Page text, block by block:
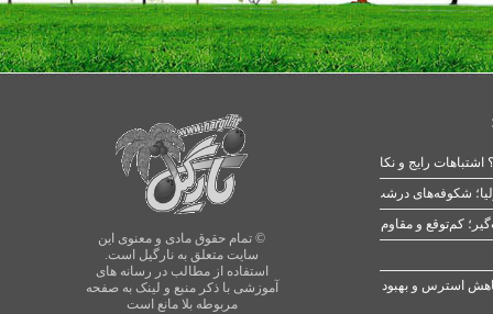
© تمام حقوق مادی و معنوی این
سایت متعلق به نارگیل است.
استفاده از مطالب در رسانه های
آموزشی با ذکر منبع و لینک به صفحه
مربوطه بلا مانع است
رایج و نکات طلایی
شکوفه‌های درشت در بهار